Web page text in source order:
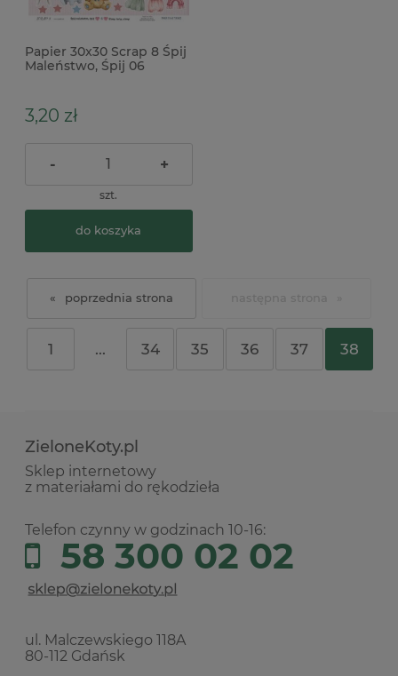
Papier 30x30 Scrap 8 Śpij
Maleństwo, Śpij 06
3,20 zł
- +
szt.
do koszyka
«
1 ... 34 35 36 37 38
ZieloneKoty.pl
Sklep internetowy
z materiałami do rękodzieła
Telefon czynny w godzinach 10-16:
58 300 02 02
ul. Malczewskiego 118A
80-112 Gdańsk